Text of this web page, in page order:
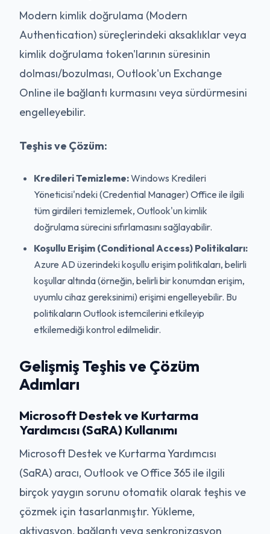
Modern kimlik doğrulama (Modern
Authentication) süreçlerindeki aksaklıklar veya
kimlik doğrulama token'larının süresinin
dolması/bozulması, Outlook'un Exchange
Online ile bağlantı kurmasını veya sürdürmesini
engelleyebilir.
Teşhis ve Çözüm:
Kredileri Temizleme:Windows Kredileri
Yöneticisi'ndeki (Credential Manager) Office ile ilgili
tüm girdileri temizlemek, Outlook'un kimlik
doğrulama sürecini sıfırlamasını sağlayabilir.
Koşullu Erişim (Conditional Access) Politikaları:
Azure AD üzerindeki koşullu erişim politikaları, belirli
koşullar altında (örneğin, belirli bir konumdan erişim,
uyumlu cihaz gereksinimi) erişimi engelleyebilir. Bu
politikaların Outlook istemcilerini etkileyip
etkilemediği kontrol edilmelidir.
Gelişmiş Teşhis ve Çözüm
Adımları
Microsoft Destek ve Kurtarma
Yardımcısı (SaRA) Kullanımı
Microsoft Destek ve Kurtarma Yardımcısı
(SaRA) aracı, Outlook ve Office 365 ile ilgili
birçok yaygın sorunu otomatik olarak teşhis ve
çözmek için tasarlanmıştır. Yükleme,
aktivasyon, bağlantı veya senkronizasyon